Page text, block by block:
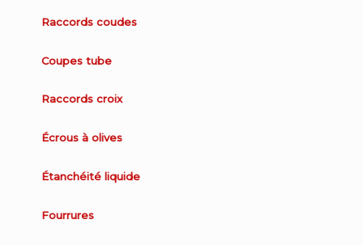
Raccords coudes
Coupes tube
Raccords croix
Écrous à olives
Étanchéité liquide
Fourrures